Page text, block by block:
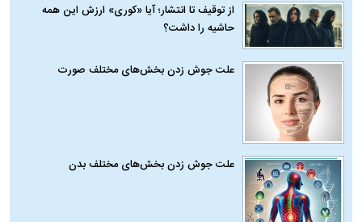
از توقیف تا انتشار؛ آیا «کوری» ارزش این همه
حاشیه را داشت؟
علت جوش زدن بخش‌های مختلف صورت
علت جوش زدن بخش‌های مختلف بدن